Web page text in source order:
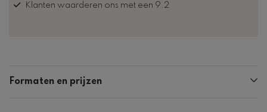
Klanten waarderen ons met een 9.2
Formaten en prijzen